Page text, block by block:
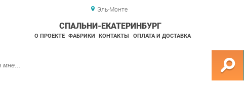
Эль-Монте
СПАЛЬНИ-ЕКАТЕРИНБУРГ
О ПРОЕКТЕ ФАБРИКИ КОНТАКТЫ ОПЛАТА И ДОСТАВКА